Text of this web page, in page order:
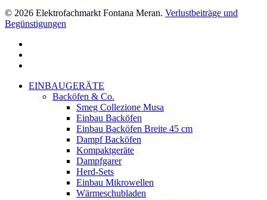
© 2026 Elektrofachmarkt Fontana Meran. Verlustbeiträge und
Begünstigungen
Close
EINBAUGERÄTE
Backöfen & Co.
Smeg Collezione Musa
Einbau Backöfen
Einbau Backöfen Breite 45 cm
Dampf Backöfen
Kompaktgeräte
Dampfgarer
Herd-Sets
Einbau Mikrowellen
Wärmeschubladen